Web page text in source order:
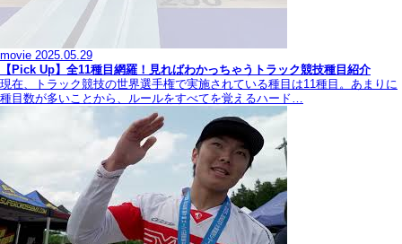
movie 2025.05.29
【Pick Up】全11種目網羅！見ればわかっちゃうトラック競技種目紹介
現在、トラック競技の世界選手権で実施されている種目は11種目。あまりに
種目数が多いことから、ルールをすべてを覚えるハード…